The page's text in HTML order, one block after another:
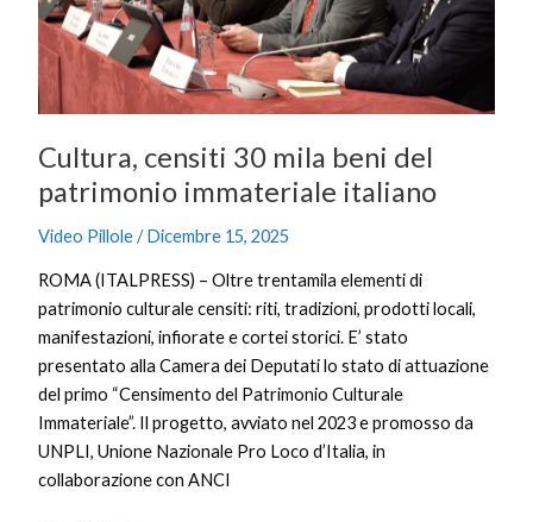
Cultura, censiti 30 mila beni del
patrimonio immateriale italiano
Video Pillole/Dicembre 15, 2025
ROMA (ITALPRESS) – Oltre trentamila elementi di
patrimonio culturale censiti: riti, tradizioni, prodotti locali,
manifestazioni, infiorate e cortei storici. E’ stato
presentato alla Camera dei Deputati lo stato di attuazione
del primo “Censimento del Patrimonio Culturale
Immateriale”. Il progetto, avviato nel 2023 e promosso da
UNPLI, Unione Nazionale Pro Loco d’Italia, in
collaborazione con ANCI
del
patrimonio
immateriale